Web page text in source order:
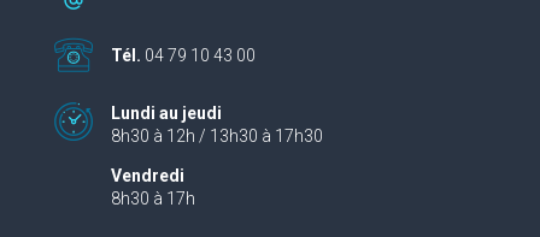
Tél. 04 79 10 43 00
Lundi au jeudi
8h30 à 12h / 13h30 à 17h30
Vendredi
8h30 à 17h